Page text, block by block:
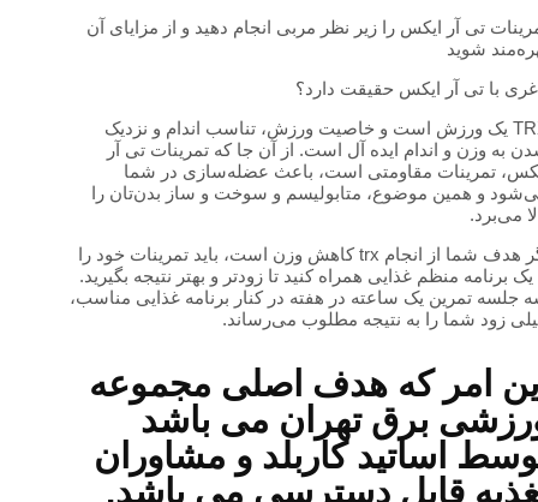
تی آر ایکس را زیر نظر مربی انجام دهید و از مزایای آن
شوید
با تی آر ایکس حقیقت دارد؟
TRX یک ورزش است و خاصیت ورزش، تناسب اندام و نزدیک
به وزن و اندام ایده آل است. از آن جا که تمرینات تی آر
تمرینات مقاومتی است، باعث عضله‌سازی در شما
و همین موضوع، متابولیسم و سوخت و ساز بدن‌تان را
می‌برد.
اگر هدف شما از انجام trx کاهش وزن است، باید تمرینات خود را
یک برنامه منظم غذایی همراه کنید تا زودتر و بهتر نتیجه بگیرید.
جلسه تمرین یک ساعته در هفته در کنار برنامه غذایی مناسب،
زود شما را به نتیجه مطلوب می‌رساند.
امر که هدف اصلی مجموعه
برق تهران می باشد
اساتید کاربلد و مشاوران
قابل دسترسی می باشد.